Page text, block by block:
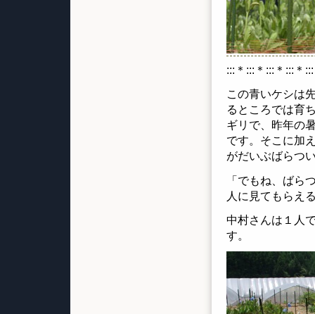
:::＊:::＊:::＊:::＊
この青いケシは
るところでは育
ギリで、昨年の
です。そこに加
がだいぶばらつ
「でもね、ばら
人に見てもらえ
中村さんは１人
す。